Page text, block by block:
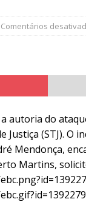
Comentários
autoria do
(STJ). O
Mendonça,
Martins,